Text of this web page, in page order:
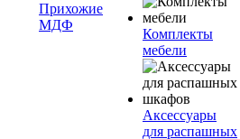
Прихожие
МДФ
Комплекты
мебели
Аксессуары
для распашных